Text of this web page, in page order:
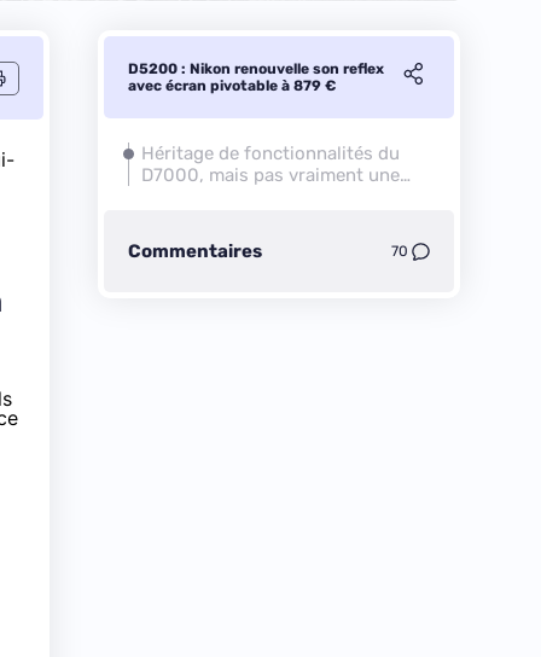
D5200 : Nikon renouvelle son reflex
avec écran pivotable à 879 €
Héritage de fonctionnalités du
D7000, mais pas vraiment une
Commentaires 70